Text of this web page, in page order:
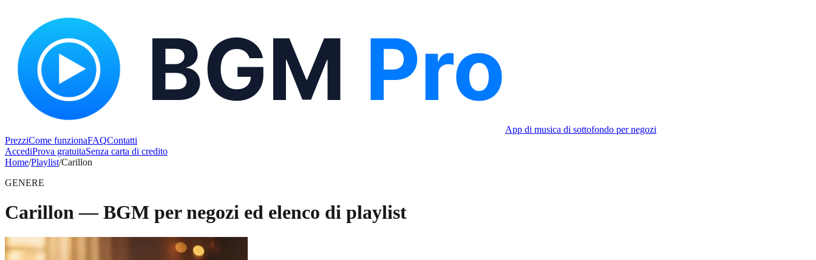
App di musica di sottofondo per negozi
PrezziCome funzionaFAQContatti
AccediProva gratuitaSenza carta di credito
Home/Playlist/Carillon
GENERE
Carillon — BGM per negozi ed elenco di playlist